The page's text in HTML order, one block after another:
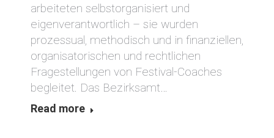
arbeiteten selbstorganisiert und
eigenverantwortlich – sie wurden
prozessual, methodisch und in finanziellen,
organisatorischen und rechtlichen
Fragestellungen von Festival-Coaches
begleitet. Das Bezirksamt…
Read more